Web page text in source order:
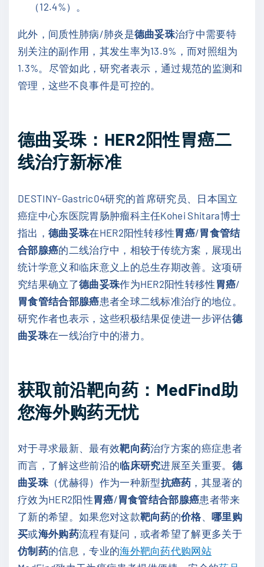
（12.4%）。
此外，间质性肺病/肺炎是德曲妥珠治疗中需要特
别关注的副作用，其发生率为13.9%，而对照组为
1.3%。尽管如此，研究者表示，通过规范的监测和
管理，这些不良事件是可控的。
德曲妥珠：HER2阳性胃癌二
线治疗新标准
DESTINY-Gastric04研究的首席研究员、日本国立
癌症中心东医院胃肠肿瘤科主任Kohei Shitara博士
指出， 德曲妥珠在HER2阳性转移性胃癌/胃食管结
合部腺癌的二线治疗中，相较于传统方案，展现出
统计学意义和临床意义上的总生存期改善。这项研
究结果确立了德曲妥珠作为HER2阳性转移性 胃癌/
胃食管结合部腺癌患者全球二线标准治疗的地位。
研究作者也表示，这些积极结果促使进一步评估德
曲妥珠在一线治疗中的潜力。
获取前沿靶向药：MedFind助
您海外购药无忧
对于寻求最新、最有效靶向药治疗方案的癌症患者
而言，了解这些前沿的临床研究进展至关重要。 德
曲妥珠（优赫得）作为一种新型抗癌药 ，其显著的
疗效为HER2阳性胃癌/胃食管结合部腺癌患者带来
了新的希望。如果您对这款靶向药的价格、哪里购
买或海外购药流程有疑问，或者希望了解更多关于
仿制药的信息，专业的海外靶向药代购网站